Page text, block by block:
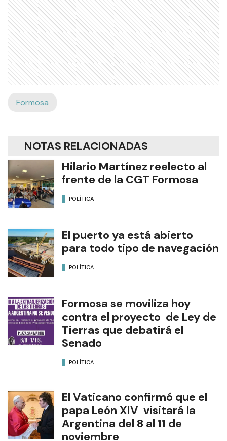
Formosa
NOTAS RELACIONADAS
Hilario Martínez reelecto al
frente de la CGT Formosa
POLÍTICA
El puerto ya está abierto
para todo tipo de navegación
POLÍTICA
Formosa se moviliza hoy
contra el proyecto de Ley de
Tierras que debatirá el
Senado
POLÍTICA
El Vaticano confirmó que el
papa León XIV visitará la
Argentina del 8 al 11 de
noviembre